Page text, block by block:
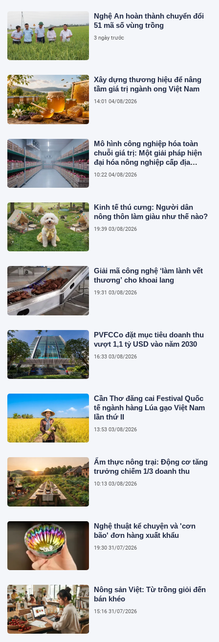
Nghệ An hoàn thành chuyển đổi
51 mã số vùng trồng
3 ngày trước
Xây dựng thương hiệu để nâng
tầm giá trị ngành ong Việt Nam
14:01 04/08/2026
Mô hình công nghiệp hóa toàn
chuỗi giá trị: Một giải pháp hiện
đại hóa nông nghiệp cấp địa
phương tại Việt Nam
10:22 04/08/2026
Kinh tế thú cưng: Người dân
nông thôn làm giàu như thế nào?
19:39 03/08/2026
Giải mã công nghệ ‘làm lành vết
thương’ cho khoai lang
19:31 03/08/2026
PVFCCo đặt mục tiêu doanh thu
vượt 1,1 tỷ USD vào năm 2030
16:33 03/08/2026
Cần Thơ đăng cai Festival Quốc
tế ngành hàng Lúa gạo Việt Nam
lần thứ II
13:53 03/08/2026
Ẩm thực nông trại: Động cơ tăng
trưởng chiếm 1/3 doanh thu
10:13 03/08/2026
Nghệ thuật kể chuyện và 'cơn
bão' đơn hàng xuất khẩu
19:30 31/07/2026
Nông sản Việt: Từ trồng giỏi đến
bán khéo
15:16 31/07/2026